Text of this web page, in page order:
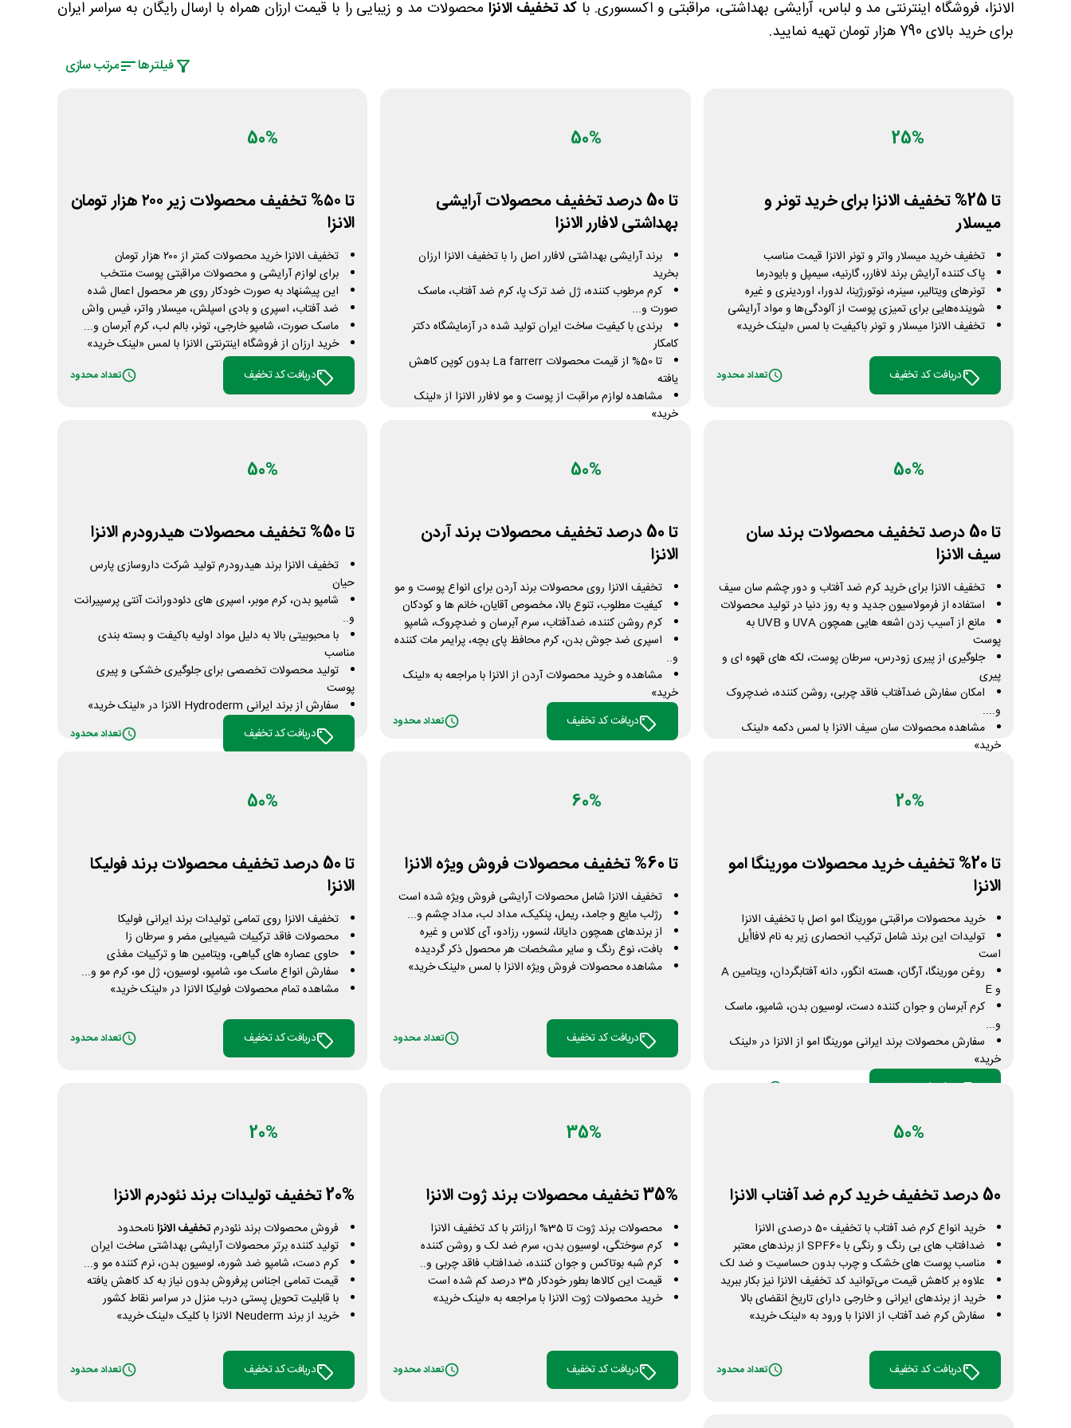
الانزا، فروشگاه اینترنتی مد و لباس، آرایشی بهداشتی، مراقبتی و اکسسوری. باکد تخفیف الانزا محصولات مد و زیبایی را با قیمت ارزان همراه با ارسال رایگان به سراسر ایران
برای خرید بالای 790 هزار تومان تهیه نمایید.
فیلتر‌ها مرتب سازی
25%
تا 25% تخفیف الانزا برای خرید تونر و
میسلار
تخفیف خرید میسلار واتر و تونر الانزا قیمت مناسب
پاک کننده آرایش برند لافارر، گارنیه، سیمپل و بایودرما
تونرهای ویتالیر، سینره، نوتورژینا، لدورا، اوردینری و غیره
شوینده‌هایی برای تمیزی پوست از آلودگی‌ها و مواد آرایشی
تخفیف الانزا میسلار و تونر باکیفیت با لمس «لینک خرید»
دریافت کد تخفیف تعداد محدود
50%
تا 50 درصد تخفیف محصولات آرایشی
بهداشتی لافارر الانزا
برند آرایشی بهداشتی لافارر اصل را با تخفیف الانزا ارزان
بخرید
کرم مرطوب کننده، ژل ضد ترک پا، کرم ضد آفتاب، ماسک
صورت و...
برندی با کیفیت ساخت ایران تولید شده در آزمایشگاه دکتر
کامکار
تا 50% از قیمت محصولات La farrerr بدون کوپن کاهش
یافته
مشاهده لوازم مراقبت از پوست و مو لافارر الانزا از «لینک
خرید»
50%
تا ۵۰% تخفیف محصولات زیر ۲۰۰ هزار تومان
الانزا
تخفیف الانزا خرید محصولات کمتر از ۲۰۰ هزار تومان
برای لوازم آرایشی و محصولات مراقبتی پوست منتخب
این پیشنهاد به صورت خودکار روی هر محصول اعمال شده
ضد آفتاب، اسپری و بادی اسپلش، میسلار واتر، فیس واش
ماسک صورت، شامپو خارجی، تونر، بالم لب، کرم آبرسان و...
خرید ارزان از فروشگاه اینترنتی الانزا با لمس «لینک خرید»
دریافت کد تخفیف
تعداد محدود
50%
تا 50 درصد تخفیف محصولات برند سان
سیف الانزا
تخفیف الانزا برای خرید کرم ضد آفتاب و دور چشم سان سیف
استفاده از فرمولاسیون جدید و به روز دنیا در تولید محصولات
مانع از آسیب زدن اشعه هایی همچون UVA و UVB به
پوست
جلوگیری از پیری زودرس، سرطان پوست، لکه های قهوه ای و
پیری
امکان سفارش ضدآفتاب فاقد چربی، روشن کننده، ضدچروک
و....
مشاهده محصولات سان سیف الانزا با لمس دکمه «لینک
خرید»
50%
تا 50 درصد تخفیف محصولات برند آردن
الانزا
تخفیف الانزا روی محصولات برند آردن برای انواع پوست و مو
کیفیت مطلوب، تنوع بالا، مخصوص آقایان، خانم ها و کودکان
کرم روشن کننده، ضدآفتاب، سرم آبرسان و ضدچروک، شامپو
اسپری ضد جوش بدن، کرم محافظ پای بچه، پرایمر مات کننده
و..
مشاهده و خرید محصولات آردن از الانزا با مراجعه به «لینک
خرید»
دریافت کد تخفیف
تعداد محدود
50%
تا 50% تخفیف محصولات هیدرودرم الانزا
تخفیف الانزا برند هیدرودرم تولید شرکت داروسازی پارس
حیان
شامپو بدن، کرم موبر، اسپری های دئودورانت آنتی پرسپیرانت
و..
با محبوبیتی بالا به دلیل مواد اولیه باکیفت و بسته بندی
مناسب
تولید محصولات تخصصی برای جلوگیری خشکی و پیری
پوست
سفارش از برند ایرانی Hydroderm الانزا در «لینک خرید»
دریافت کد تخفیف
تعداد محدود
20%
تا 20% تخفیف خرید محصولات مورینگا امو
الانزا
خرید محصولات مراقبتی مورینگا امو اصل با تخفیف الانزا
تولیدات این برند شامل ترکیب انحصاری زیر به نام لافااُیل
است
روغن مورینگا، آرگان، هسته انگور، دانه آفتابگردان، ویتامین A
و E
کرم آبرسان و جوان کننده دست، لوسیون بدن، شامپو، ماسک
و...
سفارش محصولات برند ایرانی مورینگا امو از الانزا در «لینک
خرید»
دریافت کد تخفیف
60%
تا 60% تخفیف محصولات فروش ویژه الانزا
تخفیف الانزا شامل محصولات آرایشی فروش ویژه شده است
رژلب مایع و جامد، ریمل، پنکیک، مداد لب، مداد چشم و...
از برندهای همچون دایانا، لنسور، رزادو، آی کلاس و غیره
بافت، نوع رنگ و سایر مشخصات هر محصول ذکر گردیده
مشاهده محصولات فروش ویژه الانزا با لمس «لینک خرید»
دریافت کد تخفیف تعداد محدود
50%
تا 50 درصد تخفیف محصولات برند فولیکا
الانزا
تخفیف الانزا روی تمامی تولیدات برند ایرانی فولیکا
محصولات فاقد ترکیبات شیمیایی مضر و سرطان زا
حاوی عصاره های گیاهی، ویتامین ها و ترکیبات مغذی
سفارش انواع ماسک مو، شامپو، لوسیون، ژل مو، کرم مو و...
مشاهده تمام محصولات فولیکا الانزا در «لینک خرید»
دریافت کد تخفیف تعداد محدود
50%
50 درصد تخفیف خرید کرم ضد آفتاب الانزا
خرید انواع کرم ضد آفتاب با تخفیف 50 درصدی الانزا
ضدافتاب های بی رنگ و رنگی با SPF60 از برندهای معتبر
مناسب پوست های خشک و چرب بدون حساسیت و ضد لک
علاوه بر کاهش قیمت می‌توانید کد تخفیف الانزا نیز بکار ببرید
خرید از برندهای ایرانی و خارجی دارای تاریخ انقضای بالا
سفارش کرم ضد آفتاب از الانزا با ورود به «لینک خرید»
دریافت کد تخفیف تعداد محدود
35%
35% تخفیف محصولات برند ژوت الانزا
محصولات برند ژوت تا 35% ارزانتر با کد تخفیف الانزا
کرم سوختگی، لوسیون بدن، سرم ضد لک و روشن کننده
کرم شبه بوتاکس و جوان کننده، ضدافتاب فاقد چربی و..
قیمت این کالاها بطور خودکار 35 درصد کم شده است
خرید محصولات ژوت الانزا با مراجعه به «لینک خرید»
دریافت کد تخفیف تعداد محدود
20%
20% تخفیف تولیدات برند نئودرم الانزا
فروش محصولات برند نئودرمتخفیف الانزانامحدود
تولید کننده برتر محصولات آرایشی بهداشتی ساخت ایران
کرم دست، شامپو ضد شوره، لوسیون بدن، نرم کننده مو و...
قیمت تمامی اجناس پرفروش بدون نیاز به کد کاهش یافته
با قابلیت تحویل پستی درب منزل در سراسر نقاط کشور
خرید از برند Neuderm الانزا با کلیک «لینک خرید»
دریافت کد تخفیف تعداد محدود